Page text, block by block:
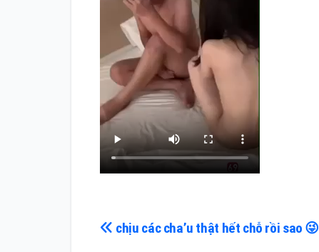
Điều
chịu các cha’u thật hết chỗ rồi sao 😜